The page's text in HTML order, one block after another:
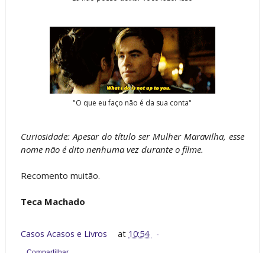
"O que eu faço não é da sua conta"
Curiosidade: Apesar do título ser Mulher Maravilha, esse
nome não é dito nenhuma vez durante o filme.
Recomento muitão.
Teca Machado
Casos Acasos e Livros at 10:54